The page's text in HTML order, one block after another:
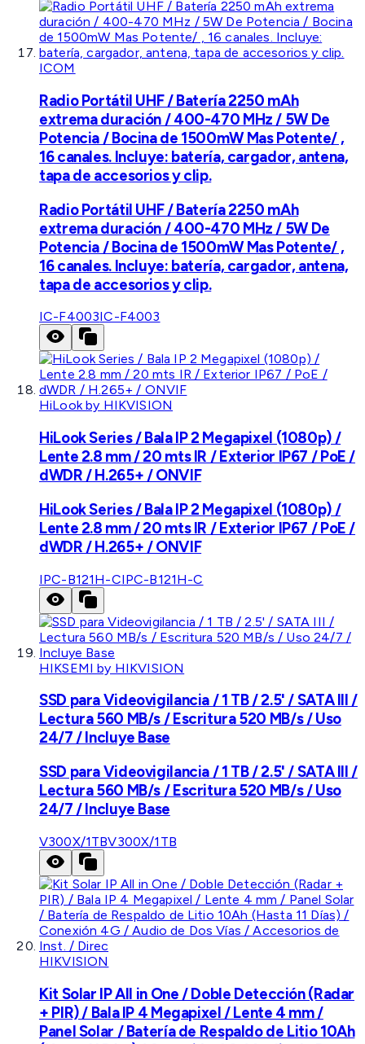
ICOM
Radio Portátil UHF / Batería 2250 mAh
extrema duración / 400-470 MHz / 5W De
Potencia / Bocina de 1500mW Mas Potente/ ,
16 canales. Incluye: batería, cargador, antena,
tapa de accesorios y clip.
Radio Portátil UHF / Batería 2250 mAh
extrema duración / 400-470 MHz / 5W De
Potencia / Bocina de 1500mW Mas Potente/ ,
16 canales. Incluye: batería, cargador, antena,
tapa de accesorios y clip.
IC-F4003IC-F4003
HiLook by HIKVISION
HiLook Series / Bala IP 2 Megapixel (1080p) /
Lente 2.8 mm / 20 mts IR / Exterior IP67 / PoE /
dWDR / H.265+ / ONVIF
HiLook Series / Bala IP 2 Megapixel (1080p) /
Lente 2.8 mm / 20 mts IR / Exterior IP67 / PoE /
dWDR / H.265+ / ONVIF
IPC-B121H-CIPC-B121H-C
HIKSEMI by HIKVISION
SSD para Videovigilancia / 1 TB / 2.5' / SATA III /
Lectura 560 MB/s / Escritura 520 MB/s / Uso
24/7 / Incluye Base
SSD para Videovigilancia / 1 TB / 2.5' / SATA III /
Lectura 560 MB/s / Escritura 520 MB/s / Uso
24/7 / Incluye Base
V300X/1TBV300X/1TB
HIKVISION
Kit Solar IP All in One / Doble Detección (Radar
+ PIR) / Bala IP 4 Megapixel / Lente 4 mm /
Panel Solar / Batería de Respaldo de Litio 10Ah